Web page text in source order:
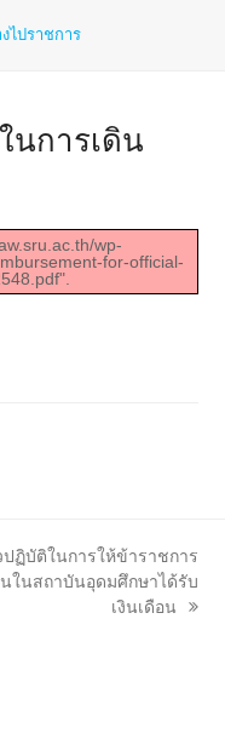
ไปราชการ
นการเดิน
wp-
for-official-
ฏิบัติในการให้ข้าราชการ
ในสถาบันอุดมศึกษาได้รับ
เงินเดือน